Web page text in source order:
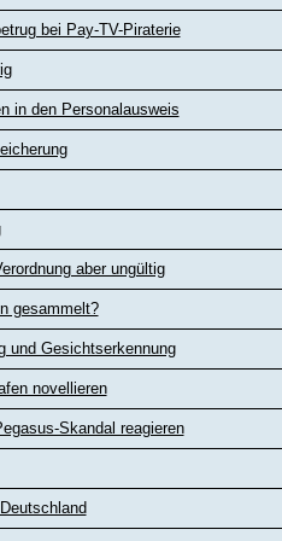
bei Pay-TV-Piraterie
in den Personalausweis
aber ungültig
gesammelt?
und Gesichtserkennung
novellieren
Skandal reagieren